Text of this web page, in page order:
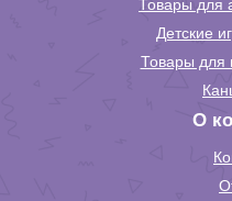
Товары для
Детские
Товары для
О